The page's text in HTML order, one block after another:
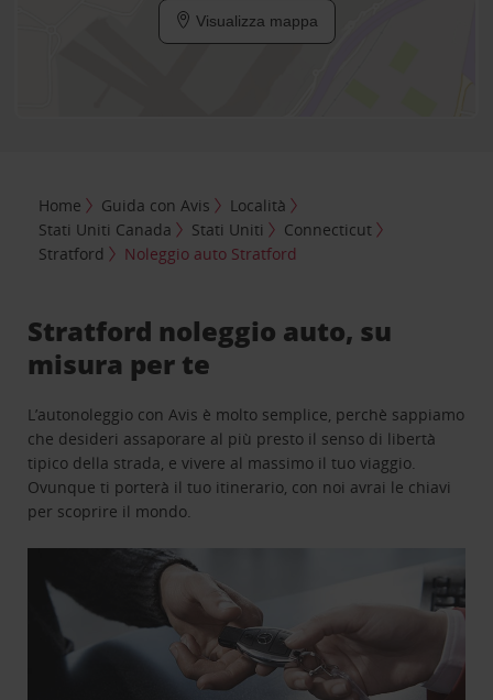
Visualizza mappa
Home Guida con Avis
Località
Stati Uniti Canada
Stati Uniti
Connecticut
Stratford
Noleggio auto Stratford
Stratford noleggio auto, su
misura per te
L’autonoleggio con Avis è molto semplice, perchè sappiamo
che desideri assaporare al più presto il senso di libertà
tipico della strada, e vivere al massimo il tuo viaggio.
Ovunque ti porterà il tuo itinerario, con noi avrai le chiavi
per scoprire il mondo.